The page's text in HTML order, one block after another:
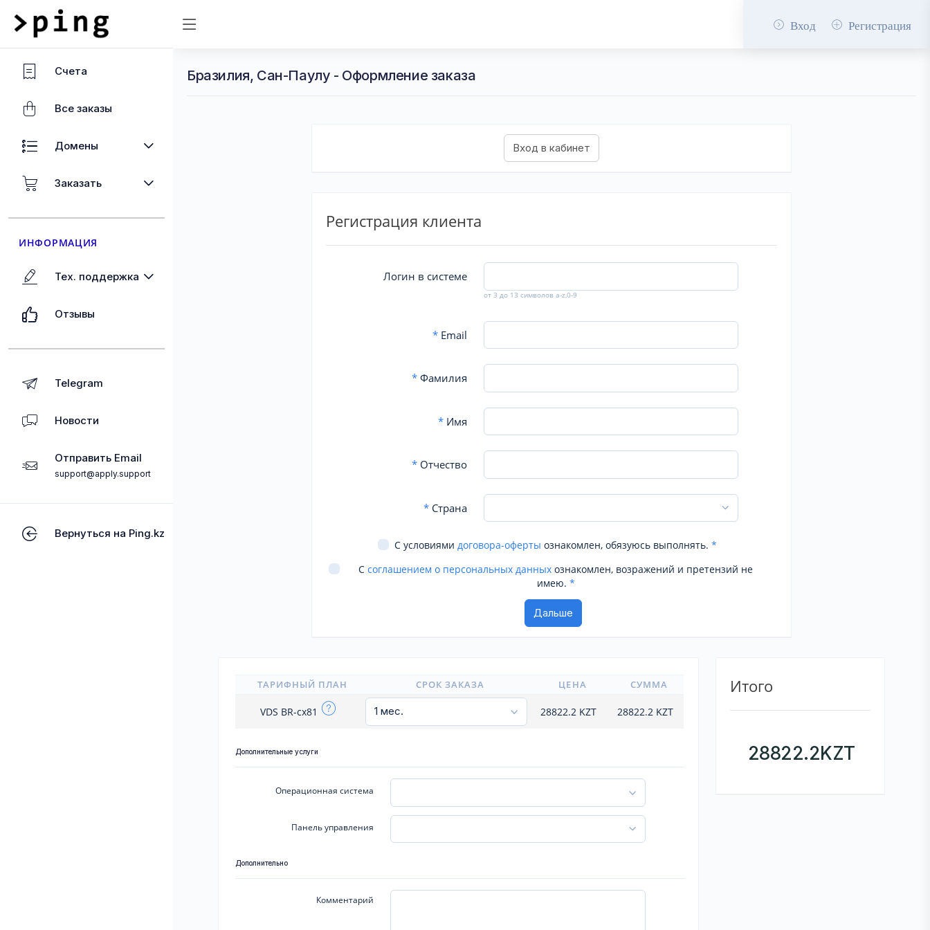
Вход Регистрация
Счета
Все заказы
Домены
Заказать
ИНФОРМАЦИЯ
Тех. поддержка
Отзывы
Telegram
Новости
Отправить Email
support@apply.support
Вернуться на Ping.kz
Бразилия, Сан-Паулу - Оформление заказа
Регистрация клиента
Логин в системе
от 3 до 13 символов a-z,0-9
*Email
*Фамилия
*Имя
*Отчество
*Страна
С условиями договора-оферты ознакомлен, обязуюсь выполнять. *
С соглашением о персональных данных ознакомлен, возражений и претензий не
имею. *
ТАРИФНЫЙ ПЛАН СРОК ЗАКАЗА ЦЕНА СУММА
VDS BR-cx81 28822.2 KZT 28822.2KZT
Дополнительные услуги
Операционная система
Панель управления
Дополнительно
Комментарий
Итого
28822.2KZT